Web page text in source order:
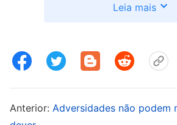
cuidar apenas das minhas
outro trabalho como um fardo.
Leia mais
Anterior: Adversidades não podem